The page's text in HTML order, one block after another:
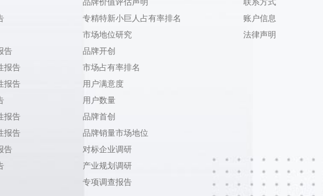
告
报告
报告
报告
报告
告
专精特新小巨人占有率排名
市场地位研究
品牌开创
市场占有率排名
用户满意度
用户数量
品牌首创
品牌销量市场地位
对标企业调研
产业规划调研
专项调查报告
账户信息
法律声明